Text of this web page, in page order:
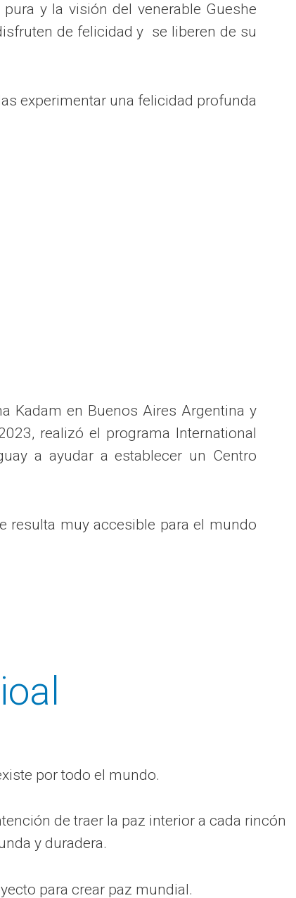
y la visión del venerable Gueshe
de felicidad y se liberen de su
experimentar una felicidad profunda
Kadam en Buenos Aires Argentina y
realizó el programa International
a ayudar a establecer un Centro
resulta muy accesible para el mundo
por todo el mundo.
de traer la paz interior a cada rincón
y duradera.
para crear paz mundial.